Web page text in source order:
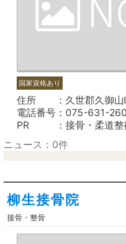
国家資格あり
住所
久世郡久御
電話番号
075-631-
PR
接骨・柔道整
ニュース：0件
柳生接骨院
接骨・整骨